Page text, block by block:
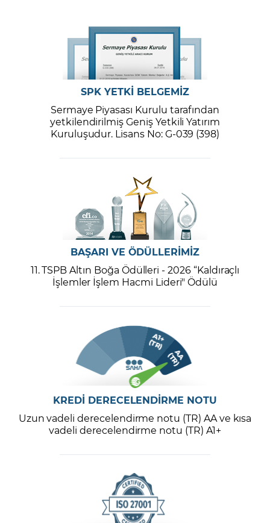
SPK YETKİ BELGEMİZ
Sermaye Piyasası Kurulu tarafından
yetkilendirilmiş Geniş Yetkili Yatırım
Kuruluşudur. Lisans No: G-039 (398)
BAŞARI VE ÖDÜLLERİMİZ
11. TSPB Altın Boğa Ödülleri - 2026 “Kaldıraçlı
İşlemler İşlem Hacmi Lideri" Ödülü
KREDİ DERECELENDİRME NOTU
Uzun vadeli derecelendirme notu (TR) AA ve kısa
vadeli derecelendirme notu (TR) A1+